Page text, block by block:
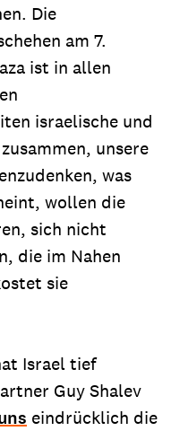
Die
am 7.
ist in allen
israelische und
unsere
was
wollen die
sich nicht
die im Nahen
sie
Israel tief
Guy Shalev
eindrücklich die